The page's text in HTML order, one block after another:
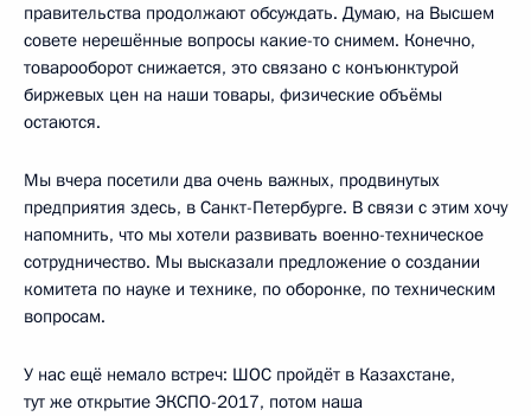
правительства продолжают обсуждать. Думаю, на Высшем
совете нерешённые вопросы какие-то снимем. Конечно,
товарооборот снижается, это связано с конъюнктурой
биржевых цен на наши товары, физические объёмы
остаются.
Мы вчера посетили два очень важных, продвинутых
предприятия здесь, в Санкт-Петербурге. В связи с этим хочу
напомнить, что мы хотели развивать военно-техническое
сотрудничество. Мы высказали предложение о создании
комитета по науке и технике, по оборонке, по техническим
вопросам.
У нас ещё немало встреч: ШОС пройдёт в Казахстане,
тут же открытие ЭКСПО-2017, потом наша